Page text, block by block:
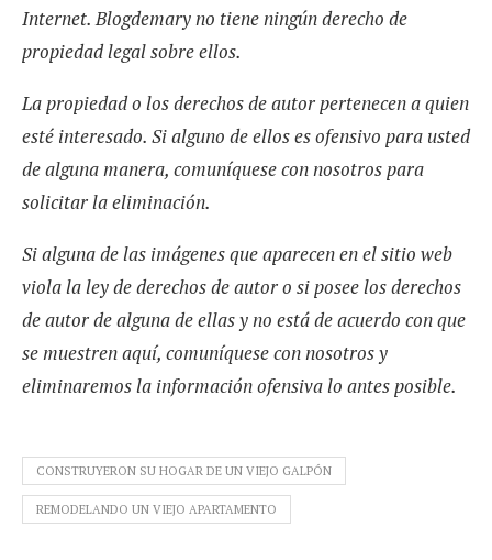
Internet. Blogdemary no tiene ningún derecho de
propiedad legal sobre ellos.
La propiedad o los derechos de autor pertenecen a quien
esté interesado. Si alguno de ellos es ofensivo para usted
de alguna manera, comuníquese con nosotros para
solicitar la eliminación.
Si alguna de las imágenes que aparecen en el sitio web
viola la ley de derechos de autor o si posee los derechos
de autor de alguna de ellas y no está de acuerdo con que
se muestren aquí, comuníquese con nosotros y
eliminaremos la información ofensiva lo antes posible.
CONSTRUYERON SU HOGAR DE UN VIEJO GALPÓN
REMODELANDO UN VIEJO APARTAMENTO